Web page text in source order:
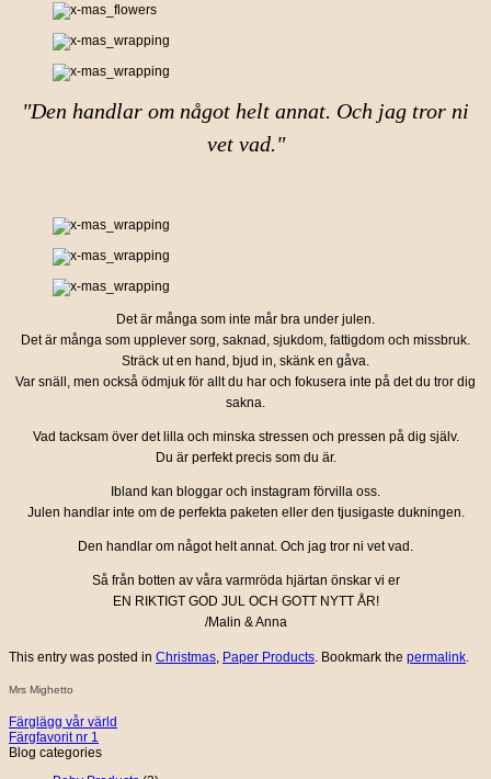
"Den handlar om något helt annat. Och jag tror ni
vet vad."
Det är många som inte mår bra under julen.
Det är många som upplever sorg, saknad, sjukdom, fattigdom och missbruk.
Sträck ut en hand, bjud in, skänk en gåva.
Var snäll, men också ödmjuk för allt du har och fokusera inte på det du tror dig
sakna.
Vad tacksam över det lilla och minska stressen och pressen på dig själv.
Du är perfekt precis som du är.
Ibland kan bloggar och instagram förvilla oss.
Julen handlar inte om de perfekta paketen eller den tjusigaste dukningen.
Den handlar om något helt annat. Och jag tror ni vet vad.
Så från botten av våra varmröda hjärtan önskar vi er
EN RIKTIGT GOD JUL OCH GOTT NYTT ÅR!
/Malin & Anna
This entry was posted in Christmas, Paper Products. Bookmark the permalink.
Mrs Mighetto
Färglägg vår värld
Färgfavorit nr 1
Blog categories